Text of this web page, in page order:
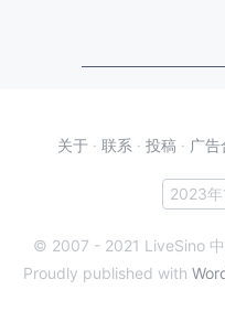
关于 · 联系 · 投稿 · 广
© 2007 - 2021 LiveSino 中
Proudly published with